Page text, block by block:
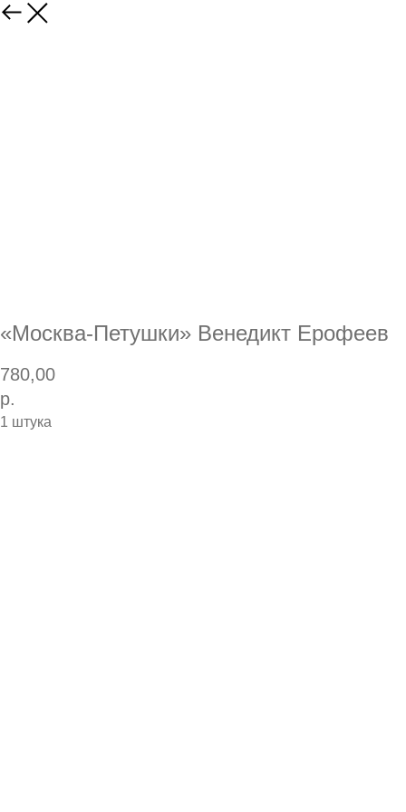
«Москва-Петушки» Венедикт Ерофеев
780,00
р.
1 штука